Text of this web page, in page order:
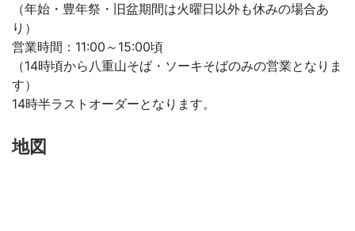
（年始・豊年祭・旧盆期間は火曜日以外も休みの場合あ
り）
営業時間：11:00～15:00頃
（14時頃から八重山そば・ソーキそばのみの営業となりま
す）
14時半ラストオーダーとなります。
地図